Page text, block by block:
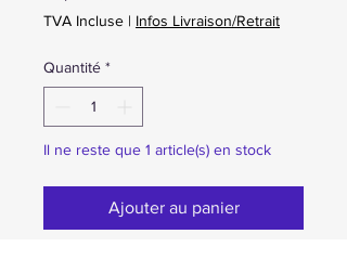
TVA Incluse | Infos Livraison/Retrait
Quantité *
Il ne reste que 1 article(s) en stock
Ajouter au panier